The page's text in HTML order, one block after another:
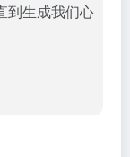
到生成我们心